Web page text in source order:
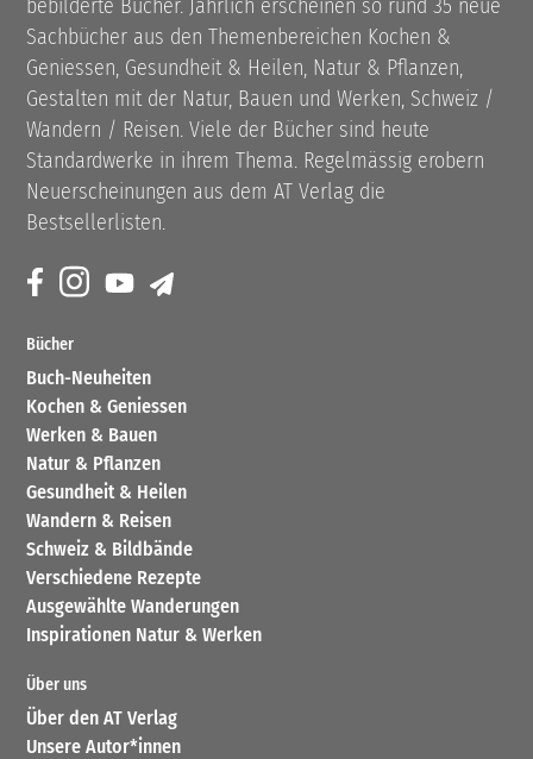
bebilderte Bücher. Jährlich erscheinen so rund 35 neue
Sachbücher aus den Themenbereichen Kochen &
Geniessen, Gesundheit & Heilen, Natur & Pflanzen,
Gestalten mit der Natur, Bauen und Werken, Schweiz /
Wandern / Reisen. Viele der Bücher sind heute
Standardwerke in ihrem Thema. Regelmässig erobern
Neuerscheinungen aus dem AT Verlag die
Bestsellerlisten.
Bücher
Buch-Neuheiten
Kochen & Geniessen
Werken & Bauen
Natur & Pflanzen
Gesundheit & Heilen
Wandern & Reisen
Schweiz & Bildbände
Verschiedene Rezepte
Ausgewählte Wanderungen
Inspirationen Natur & Werken
Über uns
Über den AT Verlag
Unsere Autor*innen